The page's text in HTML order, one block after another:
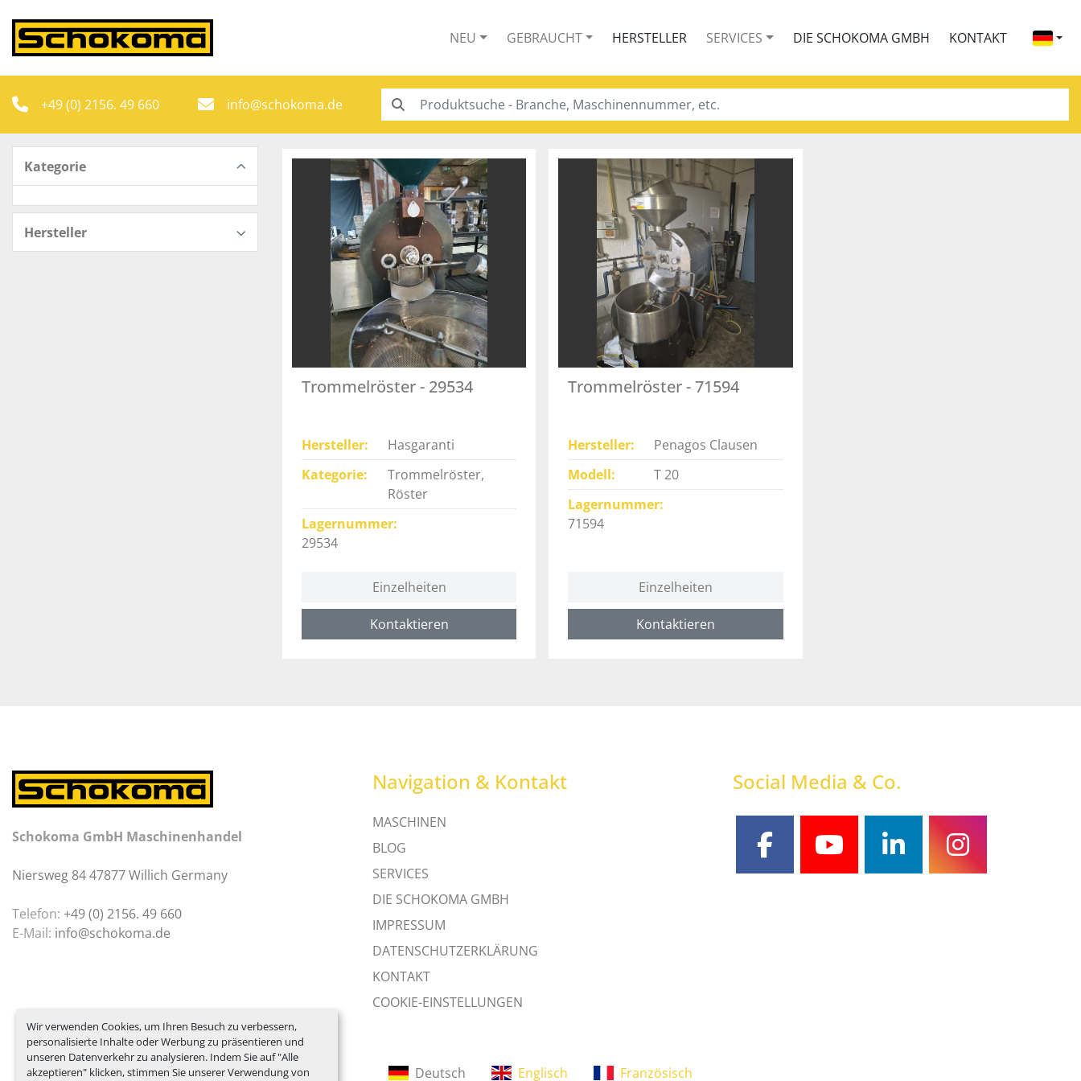
Wir verwenden Cookies, um Ihren Besuch zu verbessern,
personalisierte Inhalte oder Werbung zu präsentieren und
unseren Datenverkehr zu analysieren. Indem Sie auf "Alle
akzeptieren" klicken, stimmen Sie unserer Verwendung von
NEU GEBRAUCHT HERSTELLER SERVICES DIE SCHOKOMA GMBH KONTAKT
+49 (0) 2156. 49 660 info@schokoma.de
Kategorie
Hersteller
Trommelröster - 29534
Hersteller
Hasgaranti
Kategorie
Trommelröster,
Röster
Lagernummer
29534
Einzelheiten
Kontaktieren
Trommelröster - 71594
Hersteller
Penagos Clausen
Modell
T 20
Lagernummer
71594
Einzelheiten
Kontaktieren
Schokoma GmbH Maschinenhandel
Niersweg 84 47877 Willich Germany
Telefon: +49 (0) 2156. 49 660
E-Mail: info@schokoma.de
Navigation & Kontakt
MASCHINEN
BLOG
SERVICES
DIE SCHOKOMA GMBH
IMPRESSUM
DATENSCHUTZERKLÄRUNG
KONTAKT
COOKIE-EINSTELLUNGEN
Social Media & Co.
facebookyoutubelinkedininstagram
Deutsch Englisch Französisch